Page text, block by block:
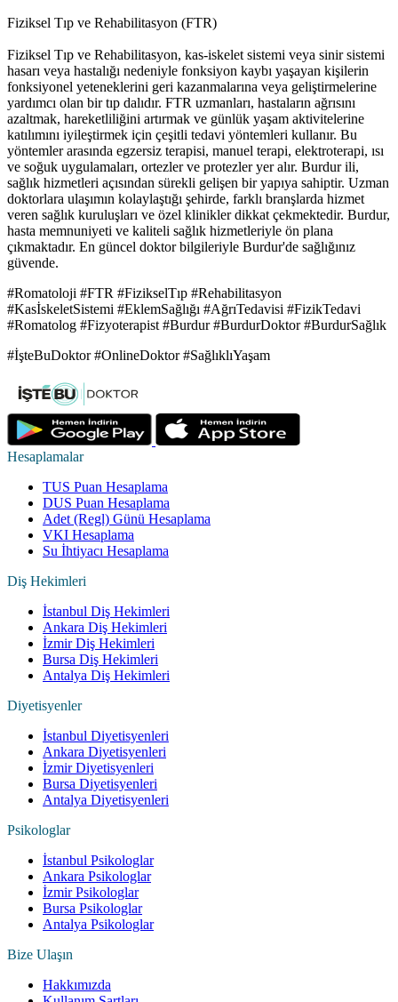
Fiziksel Tıp ve Rehabilitasyon (FTR)
Fiziksel Tıp ve Rehabilitasyon, kas-iskelet sistemi veya sinir sistemi
hasarı veya hastalığı nedeniyle fonksiyon kaybı yaşayan kişilerin
fonksiyonel yeteneklerini geri kazanmalarına veya geliştirmelerine
yardımcı olan bir tıp dalıdır. FTR uzmanları, hastaların ağrısını
azaltmak, hareketliliğini artırmak ve günlük yaşam aktivitelerine
katılımını iyileştirmek için çeşitli tedavi yöntemleri kullanır. Bu
yöntemler arasında egzersiz terapisi, manuel terapi, elektroterapi, ısı
ve soğuk uygulamaları, ortezler ve protezler yer alır. Burdur ili,
sağlık hizmetleri açısından sürekli gelişen bir yapıya sahiptir. Uzman
doktorlara ulaşımın kolaylaştığı şehirde, farklı branşlarda hizmet
veren sağlık kuruluşları ve özel klinikler dikkat çekmektedir. Burdur,
hasta memnuniyeti ve kaliteli sağlık hizmetleriyle ön plana
çıkmaktadır. En güncel doktor bilgileriyle Burdur'de sağlığınız
güvende.
#Romatoloji #FTR #FizikselTıp #Rehabilitasyon
#KasİskeletSistemi #EklemSağlığı #AğrıTedavisi #FizikTedavi
#Romatolog #Fizyoterapist #Burdur #BurdurDoktor #BurdurSağlık
#İşteBuDoktor #OnlineDoktor #SağlıklıYaşam
Hesaplamalar
TUS Puan Hesaplama
DUS Puan Hesaplama
Adet (Regl) Günü Hesaplama
VKI Hesaplama
Su İhtiyacı Hesaplama
Diş Hekimleri
İstanbul Diş Hekimleri
Ankara Diş Hekimleri
İzmir Diş Hekimleri
Bursa Diş Hekimleri
Antalya Diş Hekimleri
Diyetisyenler
İstanbul Diyetisyenleri
Ankara Diyetisyenleri
İzmir Diyetisyenleri
Bursa Diyetisyenleri
Antalya Diyetisyenleri
Psikologlar
İstanbul Psikologlar
Ankara Psikologlar
İzmir Psikologlar
Bursa Psikologlar
Antalya Psikologlar
Bize Ulaşın
Hakkımızda